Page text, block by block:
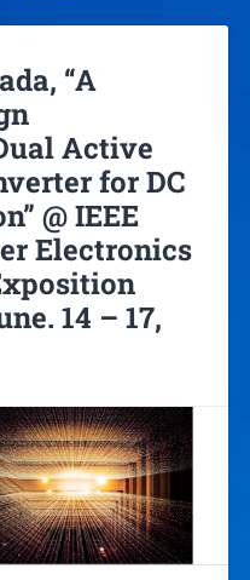
“A
Active
for DC
@ IEEE
Electronics
14 – 17,